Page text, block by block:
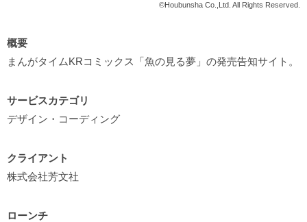
©Houbunsha Co.,Ltd. All Rights Reserved.
概要
まんがタイムKRコミックス「魚の見る夢」の発売告知サイト。
サービスカテゴリ
デザイン・コーディング
クライアント
株式会社芳文社
ローンチ